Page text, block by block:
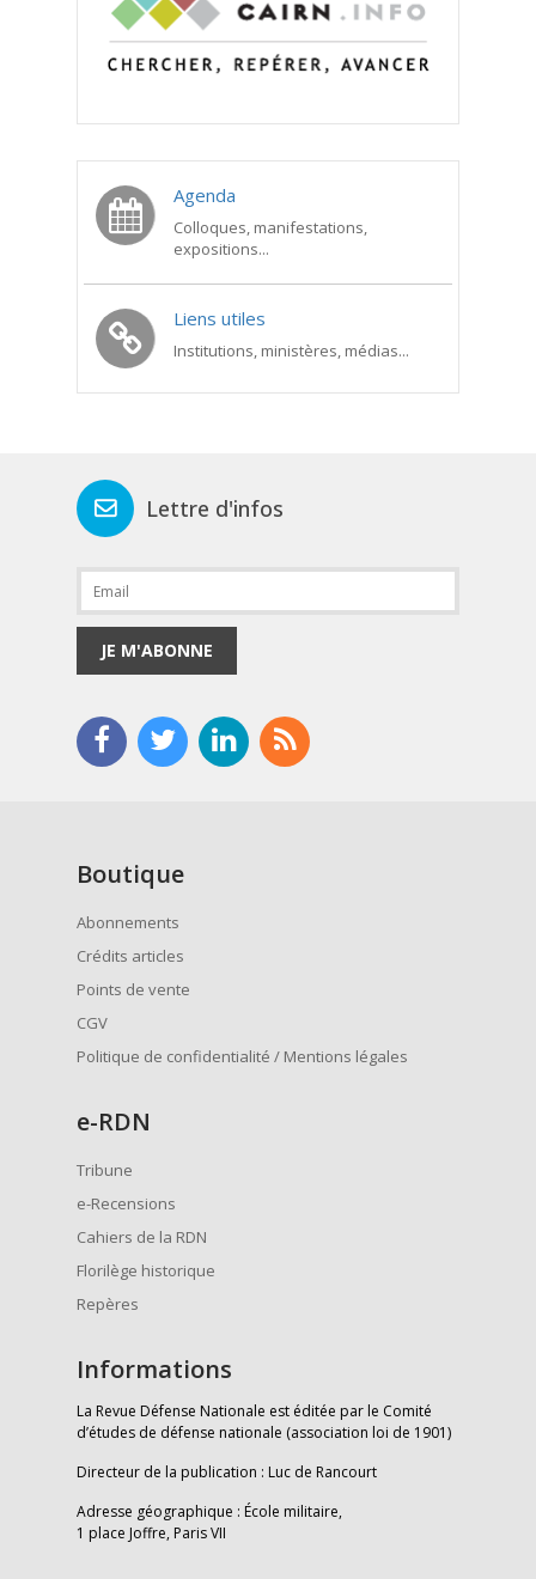
Agenda
Colloques, manifestations,
expositions...
Liens utiles
Institutions, ministères, médias...
Lettre d'infos
JE M'ABONNE
Boutique
Abonnements
Crédits articles
Points de vente
CGV
Politique de confidentialité / Mentions légales
e-RDN
Tribune
e-Recensions
Cahiers de la RDN
Florilège historique
Repères
Informations
La Revue Défense Nationale est éditée par le Comité
d’études de défense nationale (association loi de 1901)
Directeur de la publication : Luc de Rancourt
Adresse géographique : École militaire,
1 place Joffre, Paris VII